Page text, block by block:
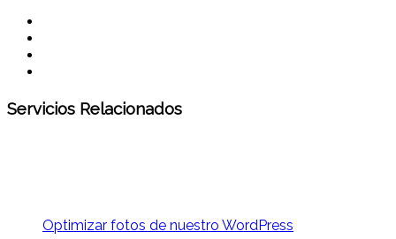
Servicios Relacionados
Optimizar fotos de nuestro WordPress